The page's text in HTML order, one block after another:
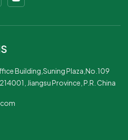
Building,Suning Plaza,No.109
Jiangsu Province, P.R. China